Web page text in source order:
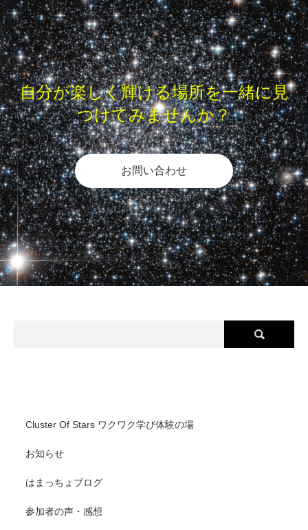
自分が楽しく輝ける場所を一緒に見
つけてみませんか？
お問い合わせ
Cluster Of Stars ワクワク学び体験の場
お知らせ
はまっちょブログ
参加者の声・感想